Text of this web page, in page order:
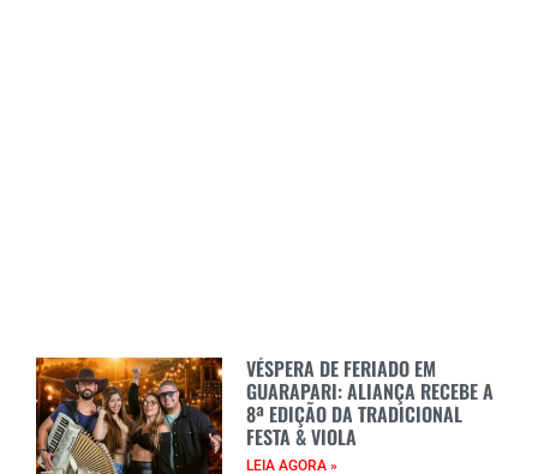
VÉSPERA DE FERIADO EM
GUARAPARI: ALIANÇA RECEBE A
8ª EDIÇÃO DA TRADICIONAL
FESTA & VIOLA
LEIA AGORA »